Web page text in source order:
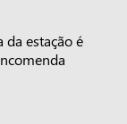
da estação é